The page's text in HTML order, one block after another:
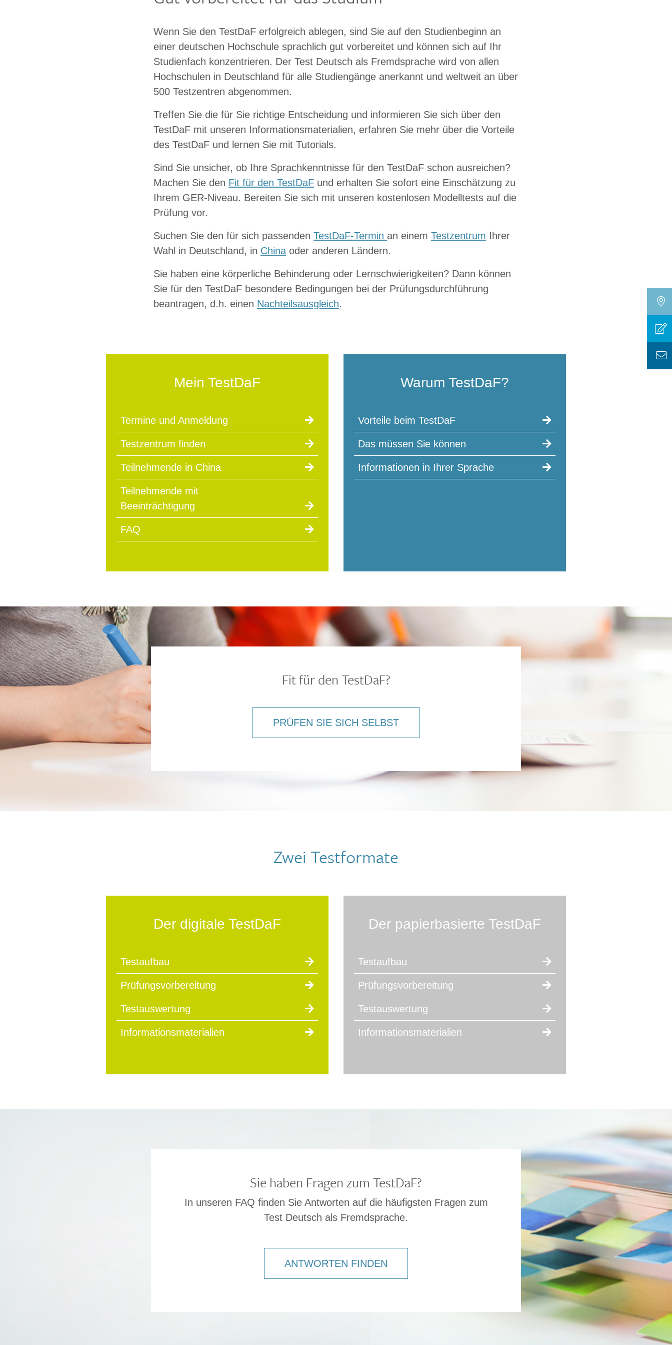
Wenn Sie den TestDaF erfolgreich ablegen, sind Sie auf den Studienbeginn an
einer deutschen Hochschule sprachlich gut vorbereitet und können sich auf Ihr
Studienfach konzentrieren. Der Test Deutsch als Fremdsprache wird von allen
Hochschulen in Deutschland für alle Studiengänge anerkannt und weltweit an über
500 Testzentren abgenommen.
Treffen Sie die für Sie richtige Entscheidung und informieren Sie sich über den
TestDaF mit unseren Informationsmaterialien, erfahren Sie mehr über die Vorteile
des TestDaF und lernen Sie mit Tutorials.
Sind Sie unsicher, ob Ihre Sprachkenntnisse für den TestDaF schon ausreichen?
Machen Sie den Fit für den TestDaF und erhalten Sie sofort eine Einschätzung zu
Ihrem GER-Niveau. Bereiten Sie sich mit unseren kostenlosen Modelltests auf die
Prüfung vor.
Suchen Sie den für sich passenden TestDaF-Termin an einem Testzentrum Ihrer
Wahl in Deutschland, in China oder anderen Ländern.
Sie haben eine körperliche Behinderung oder Lernschwierigkeiten? Dann können
Sie für den TestDaF besondere Bedingungen bei der Prüfungsdurchführung
beantragen, d.h. einen Nachteilsausgleich.
Mein TestDaF
Termine und Anmeldung
Testzentrum finden
Teilnehmende in China
Teilnehmende mit
Beeinträchtigung
FAQ
Warum TestDaF?
Vorteile beim TestDaF
Das müssen Sie können
Informationen in Ihrer Sprache
Fit für den TestDaF?
PRÜFEN SIE SICH SELBST
Zwei Testformate
Der digitale TestDaF
Testaufbau
Prüfungsvorbereitung
Testauswertung
Informationsmaterialien
Der papierbasierte TestDaF
Testaufbau
Prüfungsvorbereitung
Testauswertung
Informationsmaterialien
Sie haben Fragen zum TestDaF?
In unseren FAQ finden Sie Antworten auf die häufigsten Fragen zum
Test Deutsch als Fremdsprache.
ANTWORTEN FINDEN